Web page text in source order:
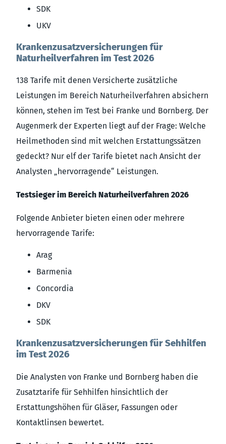
SDK
UKV
Krankenzusatzversicherungen für
Naturheilverfahren im Test 2026
138 Tarife mit denen Versicherte zusätzliche
Leistungen im Bereich Naturheilverfahren absichern
können, stehen im Test bei Franke und Bornberg. Der
Augenmerk der Experten liegt auf der Frage: Welche
Heilmethoden sind mit welchen Erstattungssätzen
gedeckt? Nur elf der Tarife bietet nach Ansicht der
Analysten „hervorragende“ Leistungen.
Testsieger im Bereich Naturheilverfahren 2026
Folgende Anbieter bieten einen oder mehrere
hervorragende Tarife:
Arag
Barmenia
Concordia
DKV
SDK
Krankenzusatzversicherungen für Sehhilfen
im Test 2026
Die Analysten von Franke und Bornberg haben die
Zusatztarife für Sehhilfen hinsichtlich der
Erstattungshöhen für Gläser, Fassungen oder
Kontaktlinsen bewertet.